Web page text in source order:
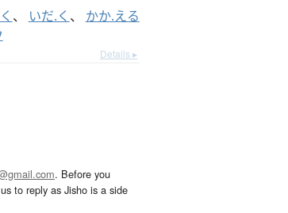
、 いだ.く 、 かか.える
Details ▸
. Before you
to reply as Jisho is a side